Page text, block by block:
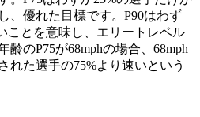
、優れた目標です。P90はわず
ことを意味し、エリートレベル
齢のP75が68mphの場合、68mph
れた選手の75%より速いという